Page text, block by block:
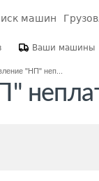
машин
Ваши машины
"НП" неп...